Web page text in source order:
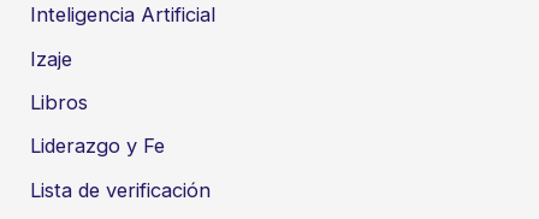
Inteligencia Artificial
Izaje
Libros
Liderazgo y Fe
Lista de verificación